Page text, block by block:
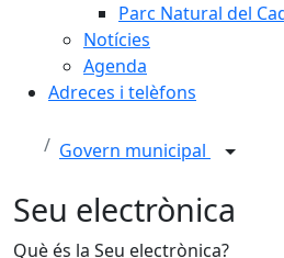
Parc Natural del
Notícies
Agenda
Adreces i telèfons
Govern municipal
Seu electrònica
Què és la Seu electrònica?